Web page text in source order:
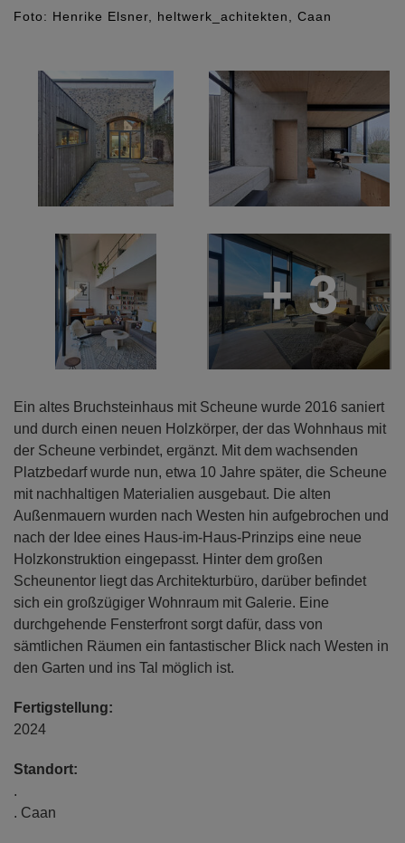
Foto: Henrike Elsner, heltwerk_achitekten, Caan
+ 3
Ein altes Bruchsteinhaus mit Scheune wurde 2016 saniert
und durch einen neuen Holzkörper, der das Wohnhaus mit
der Scheune verbindet, ergänzt. Mit dem wachsenden
Platzbedarf wurde nun, etwa 10 Jahre später, die Scheune
mit nachhaltigen Materialien ausgebaut. Die alten
Außenmauern wurden nach Westen hin aufgebrochen und
nach der Idee eines Haus-im-Haus-Prinzips eine neue
Holzkonstruktion eingepasst. Hinter dem großen
Scheunentor liegt das Architekturbüro, darüber befindet
sich ein großzügiger Wohnraum mit Galerie. Eine
durchgehende Fensterfront sorgt dafür, dass von
sämtlichen Räumen ein fantastischer Blick nach Westen in
den Garten und ins Tal möglich ist.
Fertigstellung:
2024
Standort:
.
. Caan